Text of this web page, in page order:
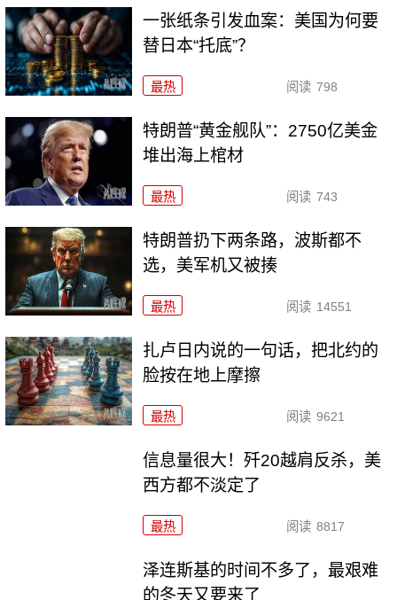
一张纸条引发血案：美国为何要
替日本“托底”？
最热 阅读 798
特朗普“黄金舰队”：2750亿美金
堆出海上棺材
最热 阅读 743
特朗普扔下两条路，波斯都不
选，美军机又被揍
最热 阅读 14551
扎卢日内说的一句话，把北约的
脸按在地上摩擦
最热 阅读 9621
信息量很大！歼20越肩反杀，美
西方都不淡定了
最热 阅读 8817
泽连斯基的时间不多了，最艰难
的冬天又要来了